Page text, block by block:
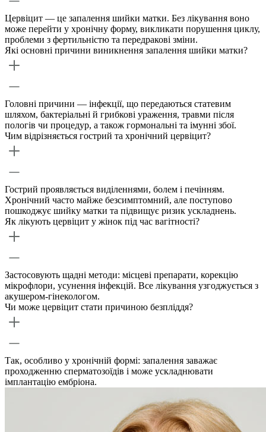
Цервіцит — це запалення шийки матки. Без лікування воно
може перейти у хронічну форму, викликати порушення циклу,
проблеми з фертильністю та передракові зміни.
Які основні причини виникнення запалення шийки матки?
Головні причини — інфекції, що передаються статевим
шляхом, бактеріальні й грибкові ураження, травми після
пологів чи процедур, а також гормональні та імунні збої.
Чим відрізняється гострий та хронічний цервіцит?
Гострий проявляється виділеннями, болем і печінням.
Хронічний часто майже безсимптомний, але поступово
пошкоджує шийку матки та підвищує ризик ускладнень.
Як лікують цервіцит у жінок під час вагітності?
Застосовують щадні методи: місцеві препарати, корекцію
мікрофлори, усунення інфекцій. Все лікування узгоджується з
акушером-гінекологом.
Чи може цервіцит стати причиною безпліддя?
Так, особливо у хронічній формі: запалення заважає
проходженню сперматозоїдів і може ускладнювати
імплантацію ембріона.